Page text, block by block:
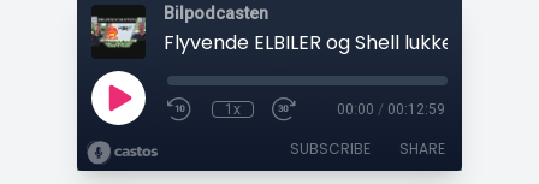
Bilpodcasten
1x 00:00 / 00:12:59
SUBSCRIBE SHARE